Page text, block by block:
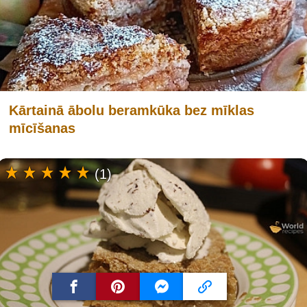
Kārtainā ābolu beramkūka bez mīklas
mīcīšanas
(1)